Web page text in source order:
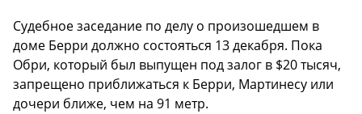
Судебное заседание по делу о произошедшем в
доме Берри должно состояться 13 декабря. Пока
Обри, который был выпущен под залог в $20 тысяч,
запрещено приближаться к Берри, Мартинесу или
дочери ближе, чем на 91 метр.